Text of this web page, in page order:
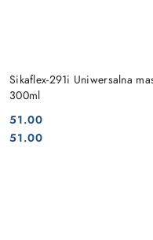
Sikaflex-291i Uniwersalna
300ml
Cena:
51.00
Cena:
51.00